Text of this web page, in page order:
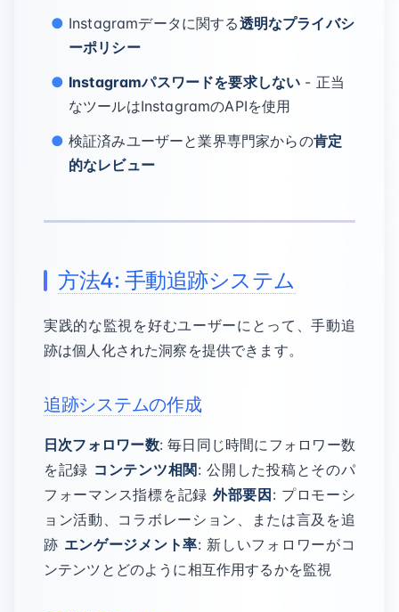
Instagramデータに関する透明なプライバシ
ーポリシー
Instagramパスワードを要求しない - 正当
なツールはInstagramのAPIを使用
検証済みユーザーと業界専門家からの肯定
的なレビュー
方法4: 手動追跡システム
実践的な監視を好むユーザーにとって、手動追
跡は個人化された洞察を提供できます。
追跡システムの作成
日次フォロワー数: 毎日同じ時間にフォロワー数
を記録 コンテンツ相関 : 公開した投稿とそのパ
フォーマンス指標を記録 外部要因 : プロモーシ
ョン活動、コラボレーション、または言及を追
跡 エンゲージメント率: 新しいフォロワーがコ
ンテンツとどのように相互作用するかを監視